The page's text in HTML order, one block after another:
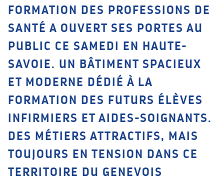
FORMATION DES PROFESSIONS DE
SANTÉ A OUVERT SES PORTES AU
PUBLIC CE SAMEDI EN HAUTE-
SAVOIE. UN BÂTIMENT SPACIEUX
ET MODERNE DÉDIÉ À LA
FORMATION DES FUTURS ÉLÈVES
INFIRMIERS ET AIDES-SOIGNANTS.
DES MÉTIERS ATTRACTIFS, MAIS
TOUJOURS EN TENSION DANS CE
TERRITOIRE DU GENEVOIS